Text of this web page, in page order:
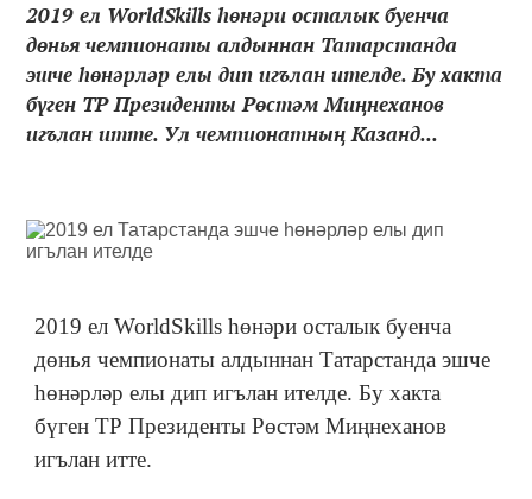
2019 ел WorldSkills һөнәри осталык буенча
дөнья чемпионаты алдыннан Татарстанда
эшче һөнәрләр елы дип игълан ителде. Бу хакта
бүген ТР Президенты Рөстәм Миңнеханов
игълан итте. Ул чемпионатның Казанд...
2019 ел WorldSkills һөнәри осталык буенча
дөнья чемпионаты алдыннан Татарстанда эшче
һөнәрләр елы дип игълан ителде. Бу хакта
бүген ТР Президенты Рөстәм Миңнеханов
игълан итте.